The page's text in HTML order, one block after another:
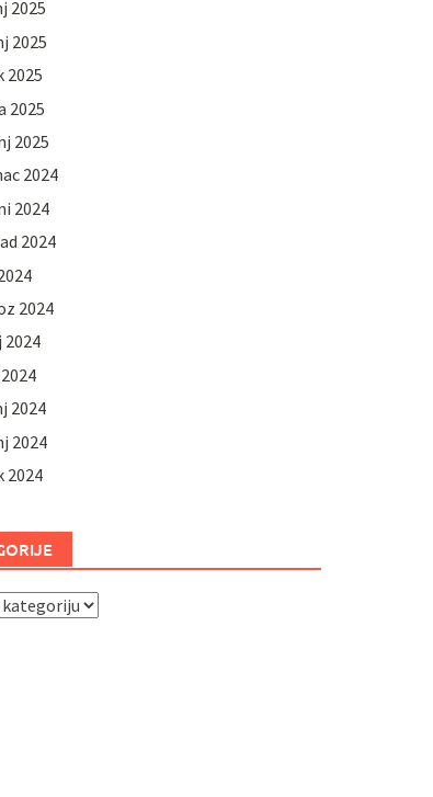
2025
2025
2025
2025
2025
2024
2024
2024
2024
2024
2024
2024